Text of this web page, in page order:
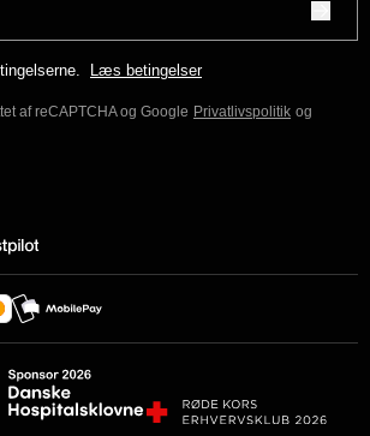
Læs betingelser
af reCAPTCHA og Google Privatlivspolitik og